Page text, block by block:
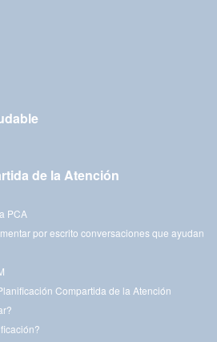
de la Atención
PCA
por escrito conversaciones que ayudan
Compartida de la Atención